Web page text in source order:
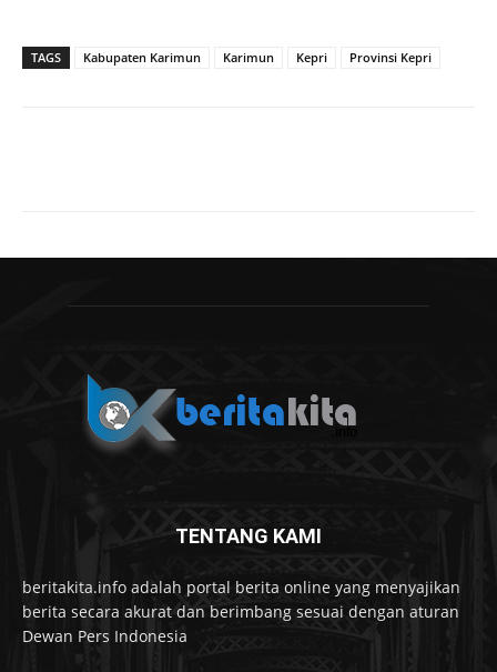
TAGS Kabupaten Karimun Karimun Kepri Provinsi Kepri
TENTANG KAMI
beritakita.info adalah portal berita online yang menyajikan
berita secara akurat dan berimbang sesuai dengan aturan
Dewan Pers Indonesia